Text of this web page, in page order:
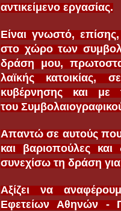
αντικείμενο εργασίας.
Είναι γνωστό,
στο χώρο των
δράση μου,
λαϊκής κατοικίας,
κυβέρνησης και
του
Απαντώ σε αυτούς που
και βαριοπούλες
συνεχίσω τη δράση
Αξίζει να
Εφετείων Αθηνών -